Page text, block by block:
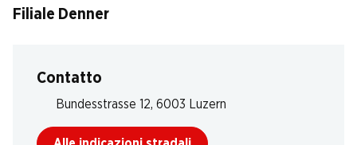
Filiale Denner
Contatto
Bundesstrasse 12, 6003 Luzern